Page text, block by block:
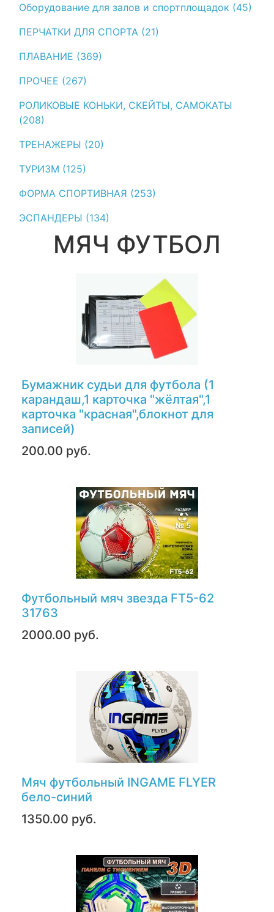
Оборудование для залов и спортплощадок (45)
ПЕРЧАТКИ ДЛЯ СПОРТА (21)
ПЛАВАНИЕ (369)
ПРОЧЕЕ (267)
РОЛИКОВЫЕ КОНЬКИ, СКЕЙТЫ, САМОКАТЫ
(208)
ТРЕНАЖЕРЫ (20)
ТУРИЗМ (125)
ФОРМА СПОРТИВНАЯ (253)
ЭСПАНДЕРЫ (134)
МЯЧ ФУТБОЛ
Бумажник судьи для футбола (1
карандаш,1 карточка "жёлтая",1
карточка "красная",блокнот для
записей)
200.00 руб.
Футбольный мяч звезда FT5-62
31763
2000.00 руб.
Мяч футбольный INGAME FLYER
бело-синий
1350.00 руб.